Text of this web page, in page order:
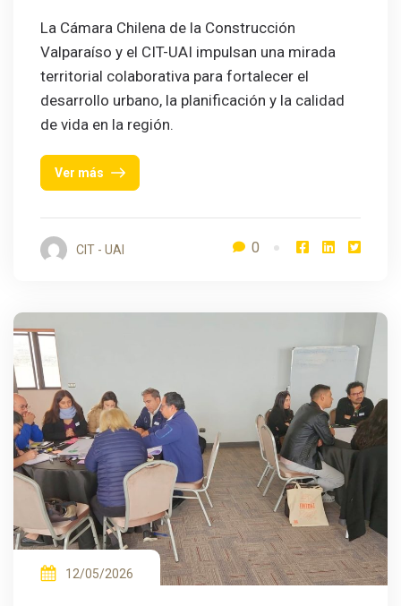
La Cámara Chilena de la Construcción
Valparaíso y el CIT-UAI impulsan una mirada
territorial colaborativa para fortalecer el
desarrollo urbano, la planificación y la calidad
de vida en la región.
Ver más
CIT - UAI 0
12/05/2026